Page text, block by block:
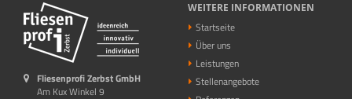
Fliesenprofi Zerbst GmbH
Am Kux Winkel 9
WEITERE INFORMATIONEN
Startseite
Über uns
Leistungen
Stellenangebote